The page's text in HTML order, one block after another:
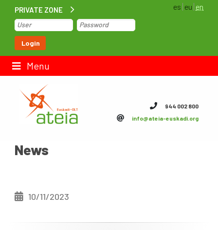
PRIVATE ZONE
Login
es eu en
Menu
Home
Contact us
944 002 800
info@ateia-euskadi.org
News
10/11/2023